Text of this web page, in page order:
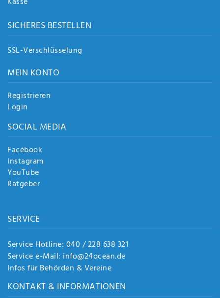
SICHERES BESTELLEN
SSL-Verschlüsselung
MEIN KONTO
Registrieren
Login
SOCIAL MEDIA
Facebook
Instagram
YouTube
Ratgeber
SERVICE
Service Hotline: 040 / 228 638 321
Service e-Mail: info@24ocean.de
Infos für Behörden & Vereine
KONTAKT & INFORMATIONEN